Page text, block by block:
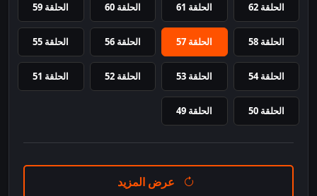
الحلقة 62 الحلقة 61 الحلقة 60 الحلقة 59
الحلقة 58 الحلقة 57 الحلقة 56 الحلقة 55
الحلقة 54 الحلقة 53 الحلقة 52 الحلقة 51
الحلقة 50 الحلقة 49
عرض المزيد